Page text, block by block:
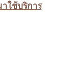
ใช้บริการ